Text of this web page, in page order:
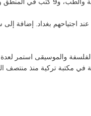
بغداد. إضافة إلى
والموسيقى استمر
مكتبة تركية منذ منتصف